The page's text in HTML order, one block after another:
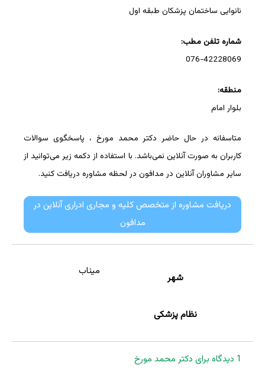
نانوایی ساختمان پزشکان طبقه اول
شماره تلفن مطب:
076-42228069
منطقه:
بلوار امام
متاسفانه در حال حاضر دکتر محمد مورخ ، پاسخگوی سوالات
کاربران به صورت آنلاین نمی‌باشد. با استفاده از دکمه زیر می‌توانید از
سایر مشاوران آنلاین در مدافون در لحظه مشاوره دریافت کنید.
دریافت مشاوره از متخصص کلیه و مجاری ادراری آنلاین در
مدافون
شهر
میناب
نظام پزشکی
1 دیدگاه برای دکتر محمد مورخ